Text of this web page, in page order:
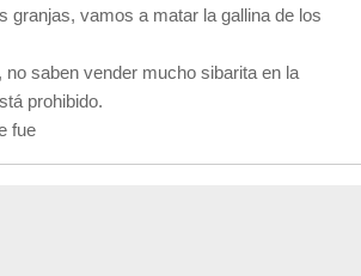
granjas, vamos a matar la gallina de los
saben vender mucho sibarita en la
prohibido.
fue